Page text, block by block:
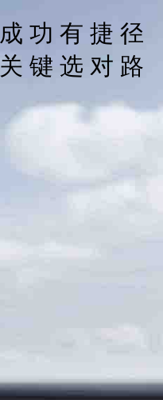
成功有捷径
关键选对路